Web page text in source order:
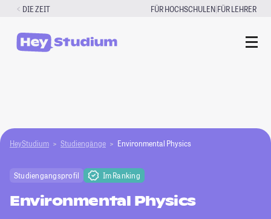
Zum
springen
DIE ZEIT FÜR HOCHSCHULEN|FÜR LEHRER
HeyStudium Studiengänge Environmental Physics
Studiengangsprofil Im Ranking
Environmental Physics